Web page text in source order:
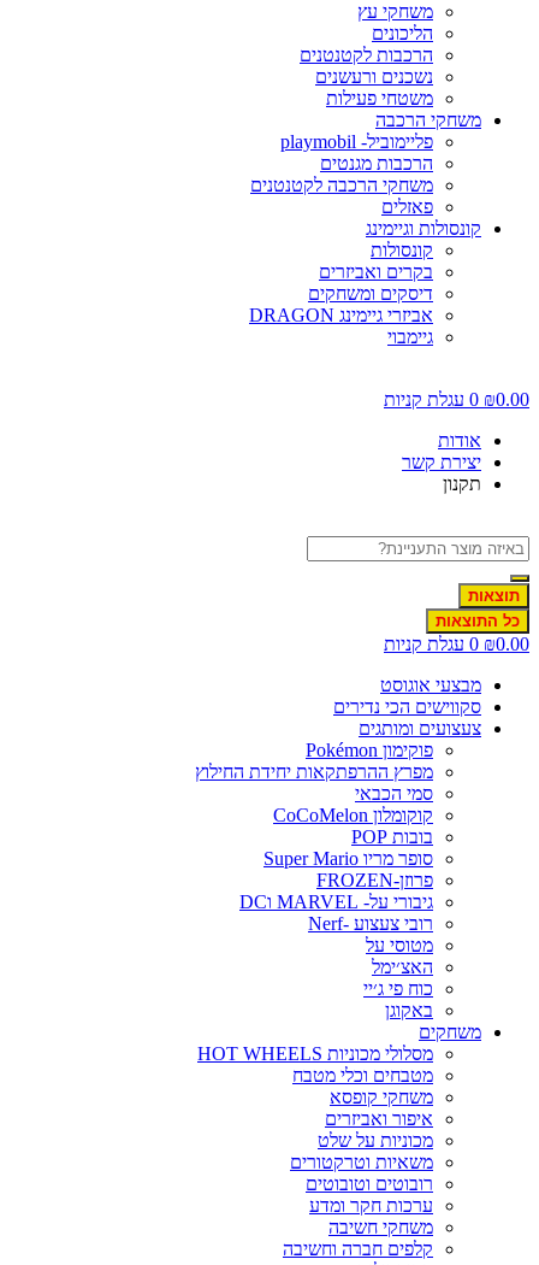
משחקי עץ
הליכונים
הרכבות לקטנטנים
נשכנים ורעשנים
משטחי פעילות
משחקי הרכבה
פליימוביל- playmobil
הרכבות מגנטים
משחקי הרכבה לקטנטנים
פאזלים
קונסולות וגיימינג
קונסולות
בקרים ואביזרים
דיסקים ומשחקים
אביזרי גיימינג DRAGON
גיימבוי
₪
0 עגלת קניות
אודות
יצירת קשר
תקנון
תוצאות
כל התוצאות
₪
0 עגלת קניות
מבצעי אוגוסט
סקווישים הכי נדירים
צעצועים ומותגים
פוקימון Pokémon
מפרץ ההרפתקאות יחידת החילוץ
סמי הכבאי
קוקומלון CoCoMelon
בובות POP
סופר מריו Super Mario
פרוזן-FROZEN
גיבורי על- MARVEL וDC
רובי צעצוע -Nerf
מטוסי על
האצ׳ימל
כוח פי ג׳יי
באקוגן
משחקים
מסלולי מכוניות HOT WHEELS
מטבחים וכלי מטבח
משחקי קופסא
איפור ואביזרים
מכוניות על שלט
משאיות וטרקטורים
רובוטים וטובוטים
ערכות חקר ומדע
משחקי חשיבה
קלפים חברה וחשיבה